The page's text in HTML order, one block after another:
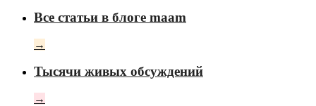
Все статьи в блоге maam
→
Тысячи живых обсуждений
→